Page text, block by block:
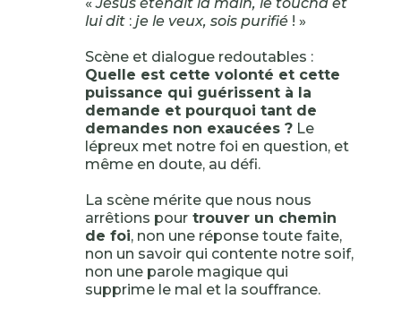
lui dit: je le veux, sois purifié ! »
Scène et dialogue redoutables :
Quelle est cette volonté et cette
puissance qui guérissent à la
demande et pourquoi tant de
demandes non exaucées ?Le
lépreux met notre foi en question, et
même en doute, au défi.
La scène mérite que nous nous
arrêtions pourtrouver un chemin
de foi, non une réponse toute faite,
non un savoir qui contente notre soif,
non une parole magique qui
supprime le mal et la souffrance.